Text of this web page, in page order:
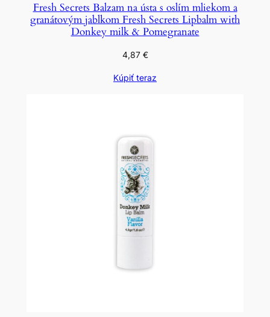
Fresh Secrets Balzam na ústa s oslím mliekom a
granátovým jablkom Fresh Secrets Lipbalm with
Donkey milk & Pomegranate
4,87 €
Kúpiť teraz